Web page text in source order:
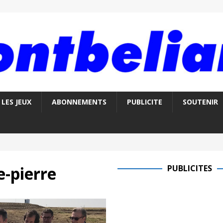
LES JEUX ABONNEMENTS PUBLICITE SOUTENIR
pierre PUBLICITES